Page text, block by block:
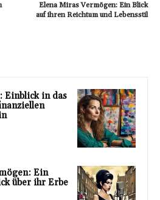
Elena Miras Vermögen: Ein Blick
auf ihren Reichtum und Lebensstil
Einblick in das
Ein
über ihr Erbe